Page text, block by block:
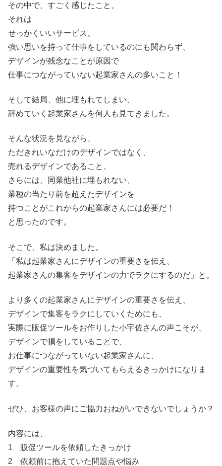
その中で、すごく感じたこと。
それは
せっかくいいサービス、
強い思いを持って仕事をしているのにも関わらず、
デザインが残念なことが原因で
仕事につながっていない起業家さんの多いこと！
そして結局、他に埋もれてしまい、
辞めていく起業家さんを何人も見てきました。
そんな状況を見ながら、
ただきれいなだけのデザインではなく、
売れるデザインであること、
さらには、同業他社に埋もれない、
業種の当たり前を超えたデザインを
持つことがこれからの起業家さんには必要だ！
と思ったのです。
そこで、私は決めました。
「私は起業家さんにデザインの重要さを伝え、
起業家さんの集客をデザインの力でラクにするのだ」と。
より多くの起業家さんにデザインの重要さを伝え、
デザインで集客をラクにしていくためにも、
実際に販促ツールをお作りした小宇佐さんの声こそが、
デザインで損をしていることで、
お仕事につながっていない起業家さんに、
デザインの重要性を気づいてもらえるきっかけになりま
す。
ぜひ、お客様の声にご協力おねがいできないでしょうか？
内容には、
1 販促ツールを依頼したきっかけ
2 依頼前に抱えていた問題点や悩み